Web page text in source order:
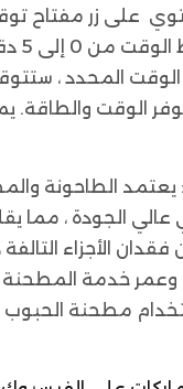
المحدد ،
الوقت والطاقة.
يعتمد الطاحونة
الجودة ، مما
الأجزاء
خدمة المطحنة
مطحنة الحبوب